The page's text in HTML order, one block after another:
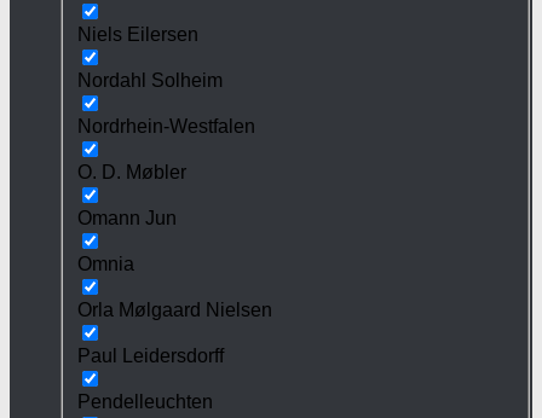
Niels Eilersen
Nordahl Solheim
Nordrhein-Westfalen
O. D. Møbler
Omann Jun
Omnia
Orla Mølgaard Nielsen
Paul Leidersdorff
Pendelleuchten